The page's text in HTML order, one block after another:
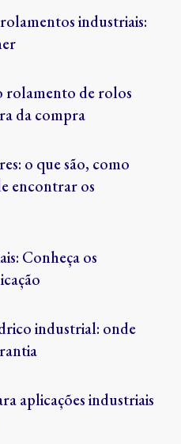
industriais:
rolamento de rolos
da compra
o que são, como
encontrar os
Conheça os
industrial: onde
aplicações industriais